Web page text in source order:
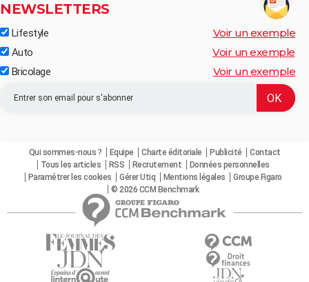
NEWSLETTERS
Lifestyle Voir un exemple
Auto Voir un exemple
Bricolage Voir un exemple
Qui sommes-nous ? Equipe Charte éditoriale Publicité
Contact
Tous les articles
RSS Recrutement
Données personnelles
Paramétrer les cookies
Gérer Utiq Mentions légales
Groupe Figaro
© 2026 CCM Benchmark